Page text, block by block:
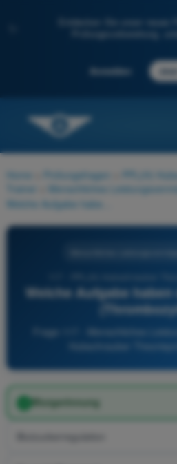
Entdecken Sie unser neues
Prüfungsvorbereitung,
Anmelden
Home Prüfungsfragen
PPL(H)
Trainer
Menschliches
Welche Aufgabe
Frage 117 - Menschliches
Blutgerinnung